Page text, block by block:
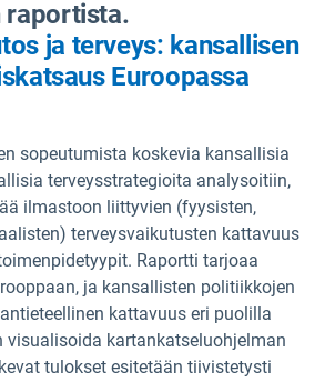
raportista.
ja terveys: kansallisen
Euroopassa
sopeutumista koskevia kansallisia
terveysstrategioita analysoitiin,
ilmastoon liittyvien (fyysisten,
terveysvaikutusten kattavuus
Raportti tarjoaa
ja kansallisten politiikkojen
kattavuus eri puolilla
visualisoida kartankatseluohjelman
tulokset esitetään tiivistetysti